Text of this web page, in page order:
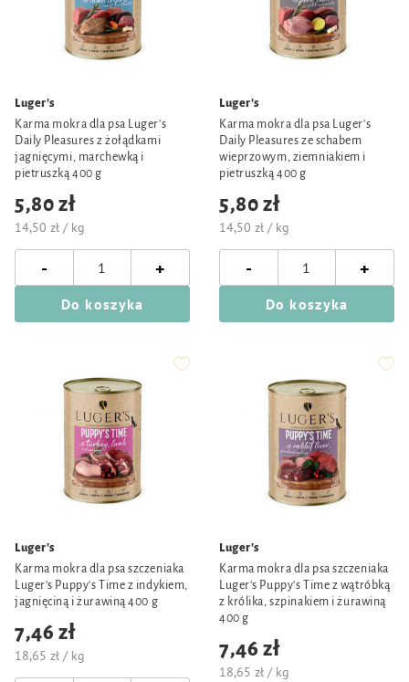
Luger's
Karma mokra dla psa Luger's
Daily Pleasures z żołądkami
jagnięcymi, marchewką i
pietruszką 400 g
5,80 zł
14,50 zł / kg
- +
Do koszyka
Luger's
Karma mokra dla psa Luger's
Daily Pleasures ze schabem
wieprzowym, ziemniakiem i
pietruszką 400 g
5,80 zł
14,50 zł / kg
- +
Do koszyka
Luger's
Karma mokra dla psa szczeniaka
Luger's Puppy's Time z indykiem,
jagnięciną i żurawiną 400 g
7,46 zł
18,65 zł / kg
Luger's
Karma mokra dla psa szczeniaka
Luger's Puppy's Time z wątróbką
z królika, szpinakiem i żurawiną
400 g
7,46 zł
18,65 zł / kg